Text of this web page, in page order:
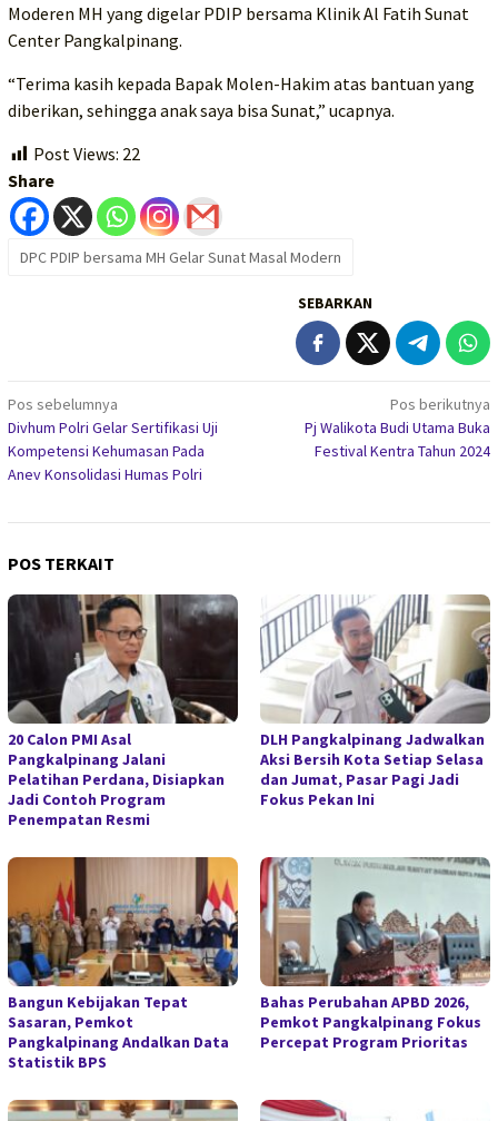
Moderen MH yang digelar PDIP bersama Klinik Al Fatih Sunat
Center Pangkalpinang.
“Terima kasih kepada Bapak Molen-Hakim atas bantuan yang
diberikan, sehingga anak saya bisa Sunat,” ucapnya.
Post Views: 22
Share
DPC PDIP bersama MH Gelar Sunat Masal Modern
SEBARKAN
Navigasi
pos
Pos sebelumnya
Divhum Polri Gelar Sertifikasi Uji
Kompetensi Kehumasan Pada
Anev Konsolidasi Humas Polri
Pos berikutnya
Pj Walikota Budi Utama Buka
Festival Kentra Tahun 2024
POS TERKAIT
20 Calon PMI Asal
Pangkalpinang Jalani
Pelatihan Perdana, Disiapkan
Jadi Contoh Program
Penempatan Resmi
DLH Pangkalpinang Jadwalkan
Aksi Bersih Kota Setiap Selasa
dan Jumat, Pasar Pagi Jadi
Fokus Pekan Ini
Bangun Kebijakan Tepat
Sasaran, Pemkot
Pangkalpinang Andalkan Data
Statistik BPS
Bahas Perubahan APBD 2026,
Pemkot Pangkalpinang Fokus
Percepat Program Prioritas